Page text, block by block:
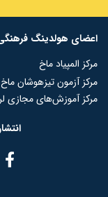
اعضای هولدینگ
مرکز المپیاد ماخ
مرکز آزمون تیزهوشان ماخ
مرکز آموزش‌های مجازی